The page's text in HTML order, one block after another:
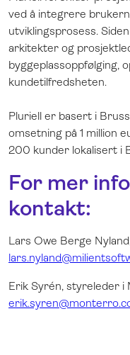
ved å integrere
utviklingsprosess.
arkitekter og
byggeplassoppfølging,
kundetilfredsheten.
Pluriell er basert i
omsetning på 1 million
200 kunder lokalisert i
For mer
kontakt:
Lars Owe Berge
Erik Syrén, styreleder i